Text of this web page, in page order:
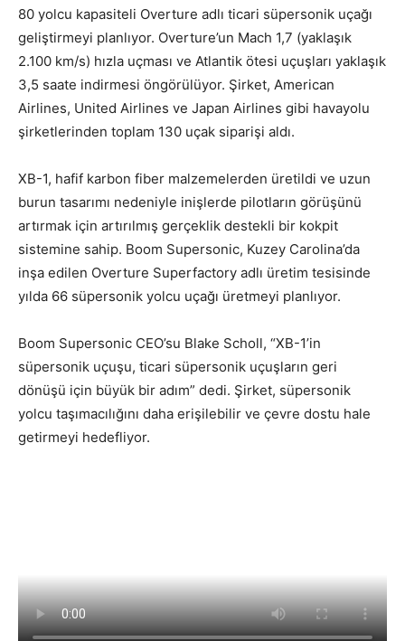
80 yolcu kapasiteli Overture adlı ticari süpersonik uçağı
geliştirmeyi planlıyor. Overture’un Mach 1,7 (yaklaşık
2.100 km/s) hızla uçması ve Atlantik ötesi uçuşları yaklaşık
3,5 saate indirmesi öngörülüyor. Şirket, American
Airlines, United Airlines ve Japan Airlines gibi havayolu
şirketlerinden toplam 130 uçak siparişi aldı.
XB-1, hafif karbon fiber malzemelerden üretildi ve uzun
burun tasarımı nedeniyle inişlerde pilotların görüşünü
artırmak için artırılmış gerçeklik destekli bir kokpit
sistemine sahip. Boom Supersonic, Kuzey Carolina’da
inşa edilen Overture Superfactory adlı üretim tesisinde
yılda 66 süpersonik yolcu uçağı üretmeyi planlıyor.
Boom Supersonic CEO’su Blake Scholl, “XB-1’in
süpersonik uçuşu, ticari süpersonik uçuşların geri
dönüşü için büyük bir adım” dedi. Şirket, süpersonik
yolcu taşımacılığını daha erişilebilir ve çevre dostu hale
getirmeyi hedefliyor.